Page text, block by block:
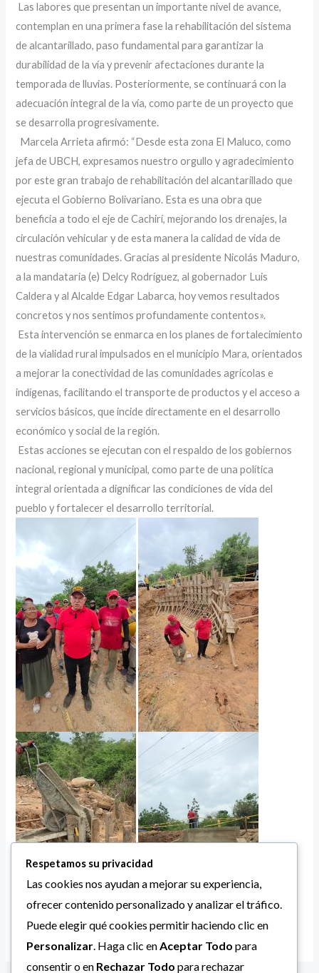
‎ Las labores que presentan un importante nivel de avance,
contemplan en una primera fase la rehabilitación del sistema
de alcantarillado, paso fundamental para garantizar la
durabilidad de la vía y prevenir afectaciones durante la
temporada de lluvias. Posteriormente, se continuará con la
adecuación integral de la vía, como parte de un proyecto que
se desarrolla progresivamente.
‎ Marcela Arrieta afirmó: “Desde esta zona El Maluco, como
jefa de UBCH, expresamos nuestro orgullo y agradecimiento
por este gran trabajo de rehabilitación del alcantarillado que
ejecuta el Gobierno Bolivariano. Esta es una obra que
beneficia a todo el eje de Cachirí, mejorando los drenajes, la
circulación vehicular y de esta manera la calidad de vida de
nuestras comunidades. Gracias al presidente Nicolás Maduro,
a la mandataria (e) Delcy Rodríguez, al gobernador Luis
Caldera y al Alcalde Edgar Labarca, hoy vemos resultados
concretos y nos sentimos profundamente contentos».
‎ ‎Esta intervención se enmarca en los planes de fortalecimiento
de la vialidad rural impulsados en el municipio Mara, orientados
a mejorar la conectividad de las comunidades agrícolas e
indígenas, facilitando el transporte de productos y el acceso a
servicios básicos, que incide directamente en el desarrollo
económico y social de la región.
‎ ‎Estas acciones se ejecutan con el respaldo de los gobiernos
nacional, regional y municipal, como parte de una política
integral orientada a dignificar las condiciones de vida del
pueblo y fortalecer el desarrollo territorial.
Respetamos su privacidad
Las cookies nos ayudan a mejorar su experiencia,
ofrecer contenido personalizado y analizar el tráfico.
Puede elegir qué cookies permitir haciendo clic en
Personalizar. Haga clic enAceptar Todo para
consentir o en Rechazar Todo para rechazar